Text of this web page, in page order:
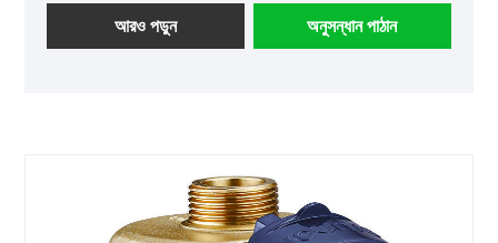
আরও পড়ুন অনুসন্ধান পাঠান